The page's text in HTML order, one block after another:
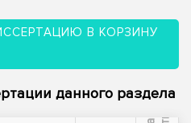
В КОРЗИНУ
данного раздела